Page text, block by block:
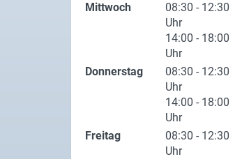
Mittwoch
08:30 - 12:30
Uhr
14:00 - 18:00
Uhr
Donnerstag
08:30 - 12:30
Uhr
14:00 - 18:00
Uhr
Freitag
08:30 - 12:30
Uhr